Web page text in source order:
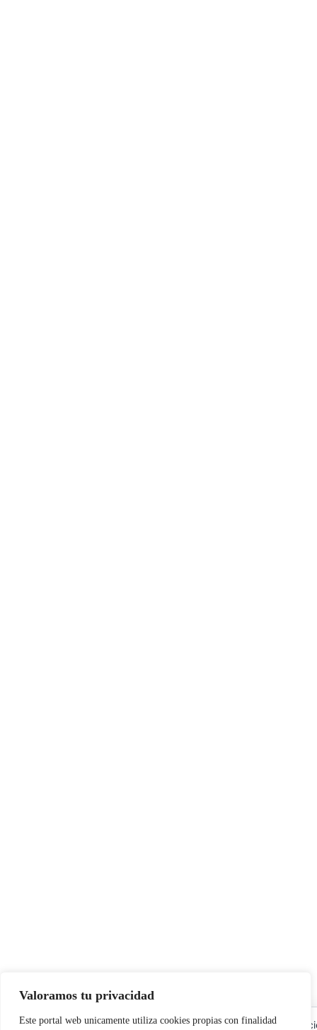
Valoramos tu privacidad
Este portal web unicamente utiliza cookies propias con finalidad
Utilizamos cookies propias y de terceros para garantizar el